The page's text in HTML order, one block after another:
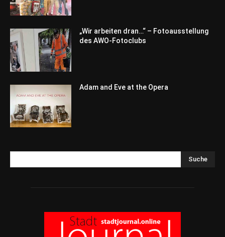
„Wir arbeiten dran…“ – Fotoausstellung
des AWO-Fotoclubs
Adam and Eve at the Opera
Suche